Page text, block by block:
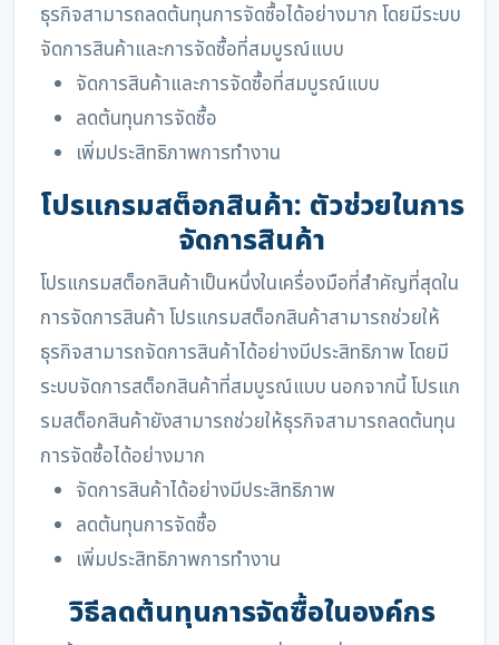
ธุรกิจสามารถลดต้นทุนการจัดซื้อได้อย่างมาก โดยมีระบบ
จัดการสินค้าและการจัดซื้อที่สมบูรณ์แบบ
จัดการสินค้าและการจัดซื้อที่สมบูรณ์แบบ
ลดต้นทุนการจัดซื้อ
เพิ่มประสิทธิภาพการทำงาน
โปรแกรมสต็อกสินค้า: ตัวช่วยในการ
จัดการสินค้า
โปรแกรมสต็อกสินค้าเป็นหนึ่งในเครื่องมือที่สำคัญที่สุดใน
การจัดการสินค้า โปรแกรมสต็อกสินค้าสามารถช่วยให้
ธุรกิจสามารถจัดการสินค้าได้อย่างมีประสิทธิภาพ โดยมี
ระบบจัดการสต็อกสินค้าที่สมบูรณ์แบบ นอกจากนี้ โปรแก
รมสต็อกสินค้ายังสามารถช่วยให้ธุรกิจสามารถลดต้นทุน
การจัดซื้อได้อย่างมาก
จัดการสินค้าได้อย่างมีประสิทธิภาพ
ลดต้นทุนการจัดซื้อ
เพิ่มประสิทธิภาพการทำงาน
วิธีลดต้นทุนการจัดซื้อในองค์กร